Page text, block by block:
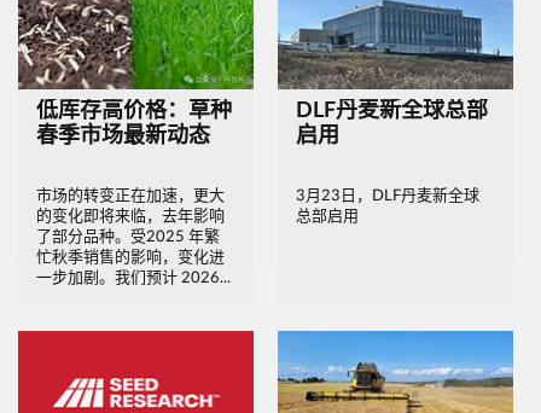
低库存高价格：草种
春季市场最新动态
市场的转变正在加速，更大
的变化即将来临，去年影响
了部分品种。受2025 年繁
忙秋季销售的影响，变化进
一步加剧。我们预计 2026...
DLF丹麦新全球总部
启用
3月23日，DLF丹麦新全球
总部启用